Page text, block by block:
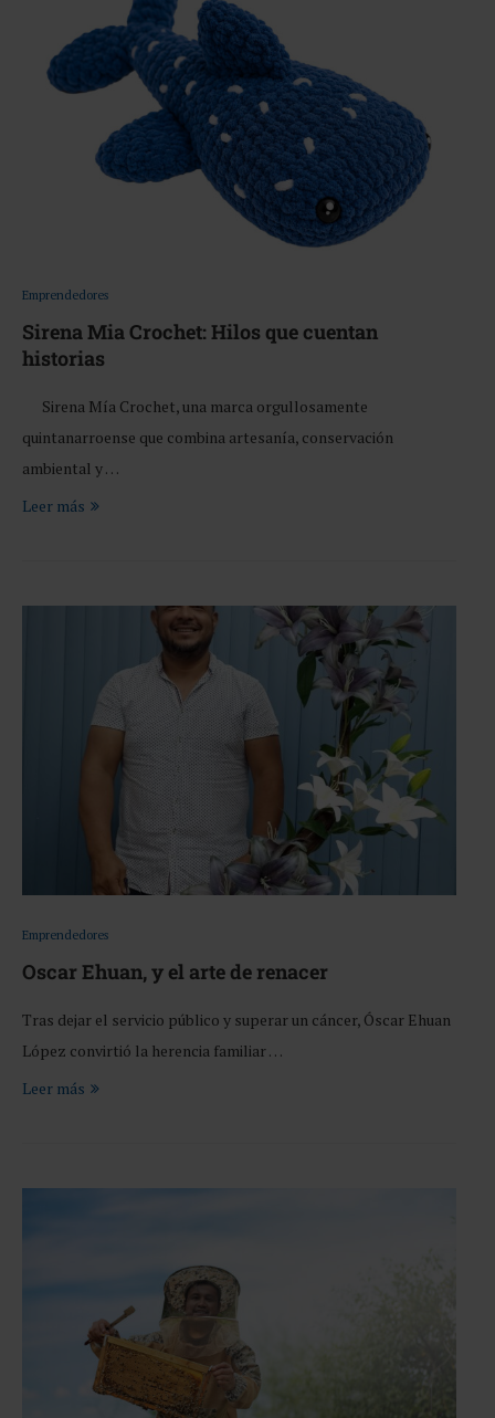
Emprendedores
Sirena Mia Crochet: Hilos que cuentan
historias
Sirena Mía Crochet, una marca orgullosamente
quintanarroense que combina artesanía, conservación
ambiental y …
Leer más
Emprendedores
Oscar Ehuan, y el arte de renacer
Tras dejar el servicio público y superar un cáncer, Óscar Ehuan
López convirtió la herencia familiar …
Leer más